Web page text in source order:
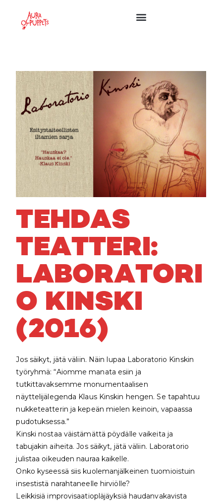
TEHDAS
TEATTERI:
LABORATORI
O KINSKI
(2016)
Jos säikyt, jätä väliin. Näin lupaa Laboratorio Kinskin
työryhmä: “Aiomme manata esiin ja
tutkittavaksemme monumentaalisen
näyttelijälegenda Klaus Kinskin hengen. Se tapahtuu
nukketeatterin ja kepeän mielen keinoin, vapaassa
pudotuksessa.”
Kinski nostaa väistämättä pöydälle vaikeita ja
tabujakin aiheita. Jos säikyt, jätä väliin. Laboratorio
julistaa oikeuden nauraa kaikelle.
Onko kyseessä siis kuolemanjälkeinen tuomioistuin
insestistä narahtaneelle hirviölle?
Leikkisiä improvisaatiopläjäyksiä haudanvakavista